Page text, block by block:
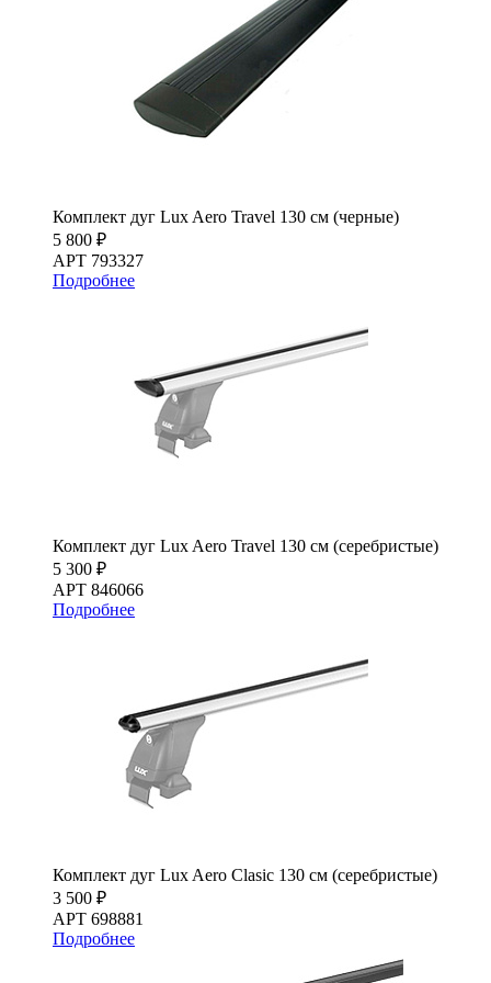
Комплект дуг Lux Aero Travel 130 см (черные)
5 800 ₽
АРТ 793327
Подробнее
Комплект дуг Lux Aero Travel 130 см (серебристые)
5 300 ₽
АРТ 846066
Подробнее
Комплект дуг Lux Aero Clasic 130 см (серебристые)
3 500 ₽
АРТ 698881
Подробнее